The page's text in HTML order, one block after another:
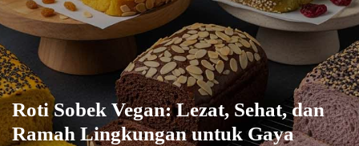
Roti Sobek Vegan: Lezat, Sehat, dan
Ramah Lingkungan untuk Gaya